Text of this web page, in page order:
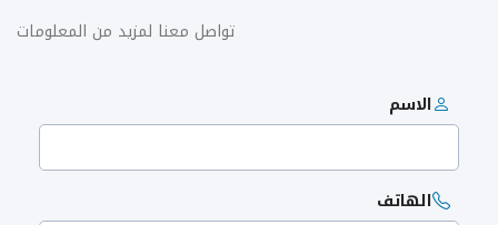
تواصل معنا لمزيد من المعلومات
الاسم
الهاتف